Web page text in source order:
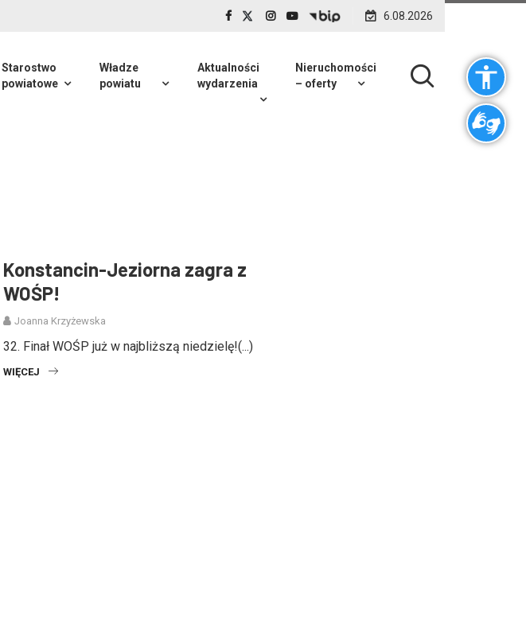
6.08.2026
Starostwo
powiatowe
Władze
powiatu
Aktualności
wydarzenia
Nieruchomości
– oferty
Konstancin-Jeziorna zagra z
WOŚP!
Joanna Krzyżewska
32. Finał WOŚP już w najbliższą niedzielę!(...)
WIĘCEJ